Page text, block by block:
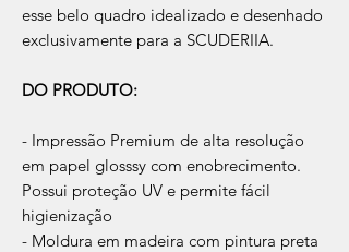
esse belo quadro idealizado e desenhado
exclusivamente para a SCUDERIIA.
DO PRODUTO:
- Impressão Premium de alta resolução
em papel glosssy com enobrecimento.
Possui proteção UV e permite fácil
higienização
- Moldura em madeira com pintura preta